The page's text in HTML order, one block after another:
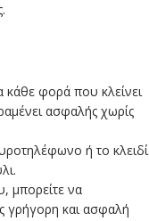
κάθε φορά που κλείνει
ασφαλής χωρίς
ή το κλειδί
μπορείτε να
γρήγορη και ασφαλή